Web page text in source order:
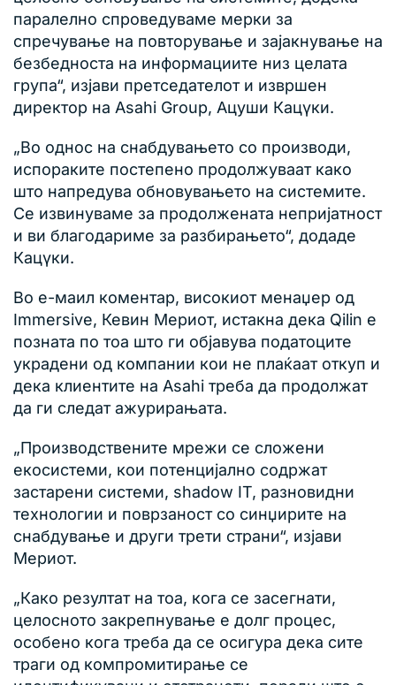
паралелно спроведуваме мерки за
спречување на повторување и зајакнување на
безбедноста на информациите низ целата
група“, изјави претседателот и извршен
директор на Asahi Group, Ацуши Кацүки.
„Во однос на снабдувањето со производи,
испораките постепено продолжуваат како
што напредува обновувањето на системите.
Се извинуваме за продолжената непријатност
и ви благодариме за разбирањето“, додаде
Кацүки.
Во е-маил коментар, високиот менаџер од
Immersive, Кевин Мериот, истакна дека Qilin е
позната по тоа што ги објавува податоците
украдени од компании кои не плаќаат откуп и
дека клиентите на Asahi треба да продолжат
да ги следат ажурирањата.
„Производствените мрежи се сложени
екосистеми, кои потенцијално содржат
застарени системи, shadow IT, разновидни
технологии и поврзаност со синџирите на
снабдување и други трети страни“, изјави
Мериот.
„Како резултат на тоа, кога се засегнати,
целосното закрепнување е долг процес,
особено кога треба да се осигура дека сите
траги од компромитирање се